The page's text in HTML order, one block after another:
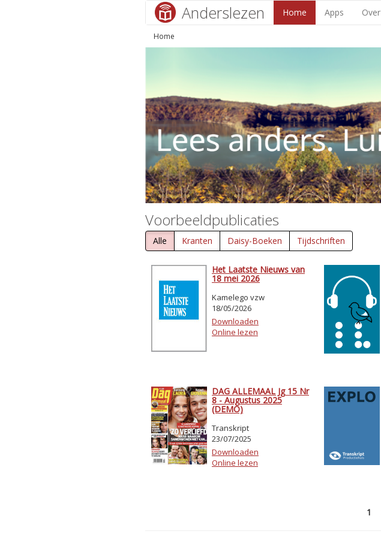
Anderslezen Home Apps Over
Home
Voorbeeldpublicaties
Alle Kranten Daisy-Boeken Tijdschriften
Het Laatste Nieuws van
18 mei 2026
Kamelego vzw
18/05/2026
Downloaden
Online lezen
DAG ALLEMAAL Jg 15 Nr
8 - Augustus 2025
(DEMO)
Transkript
23/07/2025
Downloaden
Online lezen
1